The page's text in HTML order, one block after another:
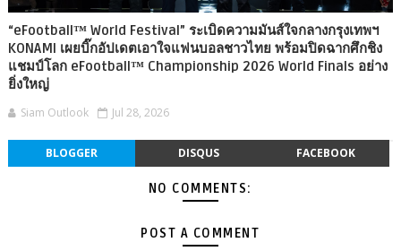
“eFootball™ World Festival” ระเบิดความมันส์ใจกลางกรุงเทพฯ
KONAMI เผยบิ๊กอัปเดตเอาใจแฟนบอลชาวไทย พร้อมปิดฉากศึกชิง
แชมป์โลก eFootball™ Championship 2026 World Finals อย่าง
ยิ่งใหญ่
Siam Outlook Jul 28, 2026
BLOGGER DISQUS FACEBOOK
NO COMMENTS:
POST A COMMENT